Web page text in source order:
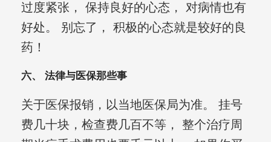
过度紧张， 保持良好的心态， 对病情也有
好处。 别忘了， 积极的心态就是较好的良
药！
六、 法律与医保那些事
关于医保报销，以当地医保局为准。 挂号
费几十块，检查费几百不等， 整个治疗周